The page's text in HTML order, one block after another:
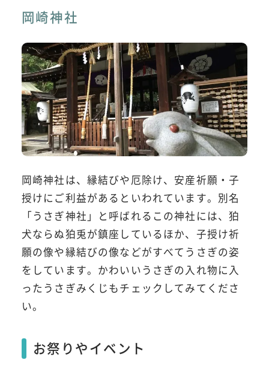
岡崎神社
岡崎神社は、縁結びや厄除け、安産祈願・子
授けにご利益があるといわれています。別名
「うさぎ神社」と呼ばれるこの神社には、狛
犬ならぬ狛兎が鎮座しているほか、子授け祈
願の像や縁結びの像などがすべてうさぎの姿
をしています。かわいいうさぎの入れ物に入
ったうさぎみくじもチェックしてみてくださ
い。
お祭りやイベント